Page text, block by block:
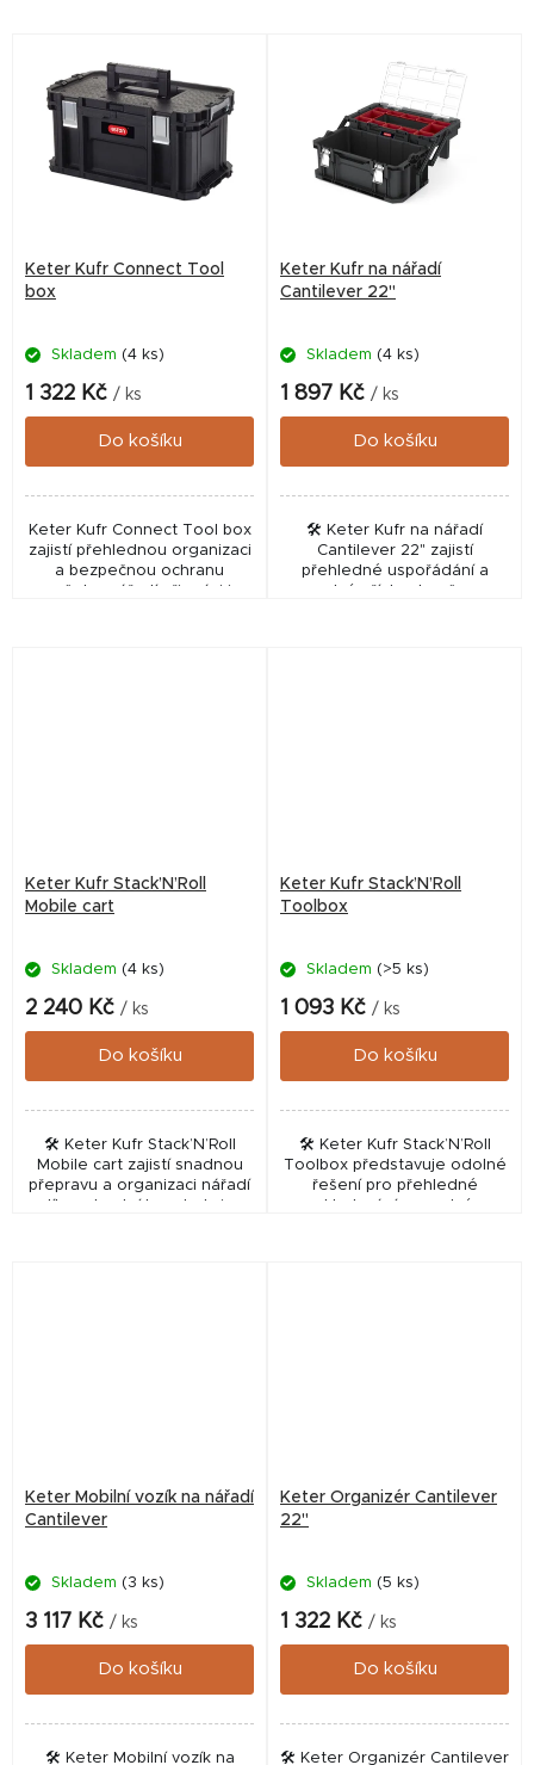
Keter Kufr Connect Tool
box
Skladem (4 ks)
1 322 Kč / ks
Do košíku
Keter Kufr Connect Tool box
zajistí přehlednou organizaci
a bezpečnou ochranu
Keter Kufr na nářadí
Cantilever 22"
Skladem (4 ks)
1 897 Kč / ks
Do košíku
🛠️ Keter Kufr na nářadí
Cantilever 22" zajistí
přehledné uspořádání a
Keter Kufr Stack’N’Roll
Mobile cart
Skladem (4 ks)
2 240 Kč / ks
Do košíku
🛠️ Keter Kufr Stack’N’Roll
Mobile cart zajistí snadnou
přepravu a organizaci nářadí
díky robustní konstrukci a
Keter Kufr Stack’N’Roll
Toolbox
Skladem (>5 ks)
1 093 Kč / ks
Do košíku
🛠️ Keter Kufr Stack’N’Roll
Toolbox představuje odolné
řešení pro přehledné
skladování a snadný
Keter Mobilní vozík na nářadí
Cantilever
Skladem (3 ks)
3 117 Kč / ks
Do košíku
🛠️ Keter Mobilní vozík na
Keter Organizér Cantilever
22"
Skladem (5 ks)
1 322 Kč / ks
Do košíku
🛠️ Keter Organizér Cantilever